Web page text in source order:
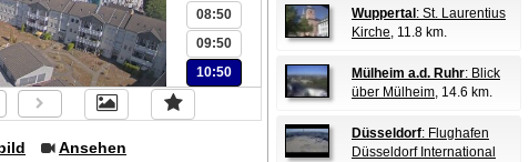
08:50
09:50
10:50
Ansehen
Wuppertal : St. Laurentius
Kirche, 11.8 km.
Mülheim a.d. Ruhr: Blick
über Mülheim, 14.6 km.
Düsseldorf: Flughafen
Düsseldorf International